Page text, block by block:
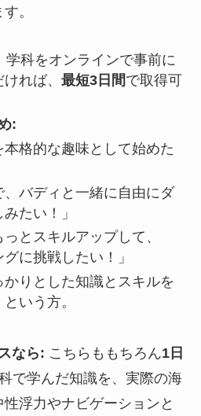
。
学科をオンラインで事前に
れば、 最短3日間で取得可
:
本格的な趣味として始めた
、バディと一緒に自由にダ
たい！」
っとスキルアップして、
に挑戦したい！」
かりとした知識とスキルを
いう方。
なら: こちらももちろん1日
科で学んだ知識を、実際の海
浮力やナビゲーションと